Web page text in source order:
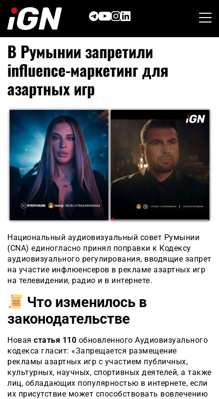
content
В Румынии запретили
influence-маркетинг для
азартных игр
Национальный аудиовизуальный совет Румынии
(CNA) единогласно принял поправки к Кодексу
аудиовизуального регулирования, вводящие запрет
на участие инфлюенсеров в рекламе азартных игр
на телевидении, радио и в интернете.
Что изменилось в
законодательстве
Новая статья 110 обновленного Аудиовизуального
кодекса гласит: «Запрещается размещение
рекламы азартных игр с участием публичных,
культурных, научных, спортивных деятелей, а также
лиц, обладающих популярностью в интернете, если
их присутствие может способствовать вовлечению